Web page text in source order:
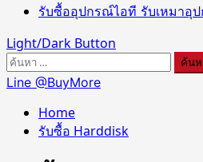
Primaryรับซื้ออุปกรณ์ไอที รับเหมาอุ
Light/Dark Button
ค้นหา
สำหรับ:
Line @BuyMore
Home
รับซื้อ Harddisk